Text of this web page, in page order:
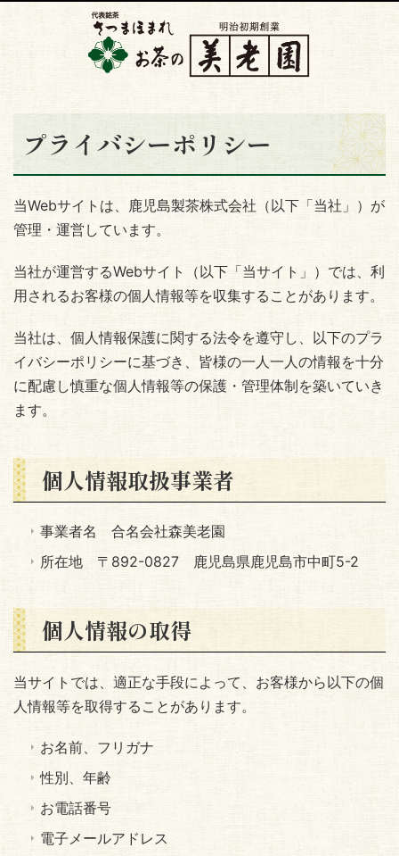
プライバシーポリシー
当Webサイトは、鹿児島製茶株式会社（以下「当社」）が
管理・運営しています。
当社が運営するWebサイト（以下「当サイト」）では、利
用されるお客様の個人情報等を収集することがあります。
当社は、個人情報保護に関する法令を遵守し、以下のプラ
イバシーポリシーに基づき、皆様の一人一人の情報を十分
に配慮し慎重な個人情報等の保護・管理体制を築いていき
ます。
個人情報取扱事業者
事業者名 合名会社森美老園
所在地 〒892-0827 鹿児島県鹿児島市中町5-2
個人情報の取得
当サイトでは、適正な手段によって、お客様から以下の個
人情報等を取得することがあります。
お名前、フリガナ
性別、年齢
お電話番号
電子メールアドレス